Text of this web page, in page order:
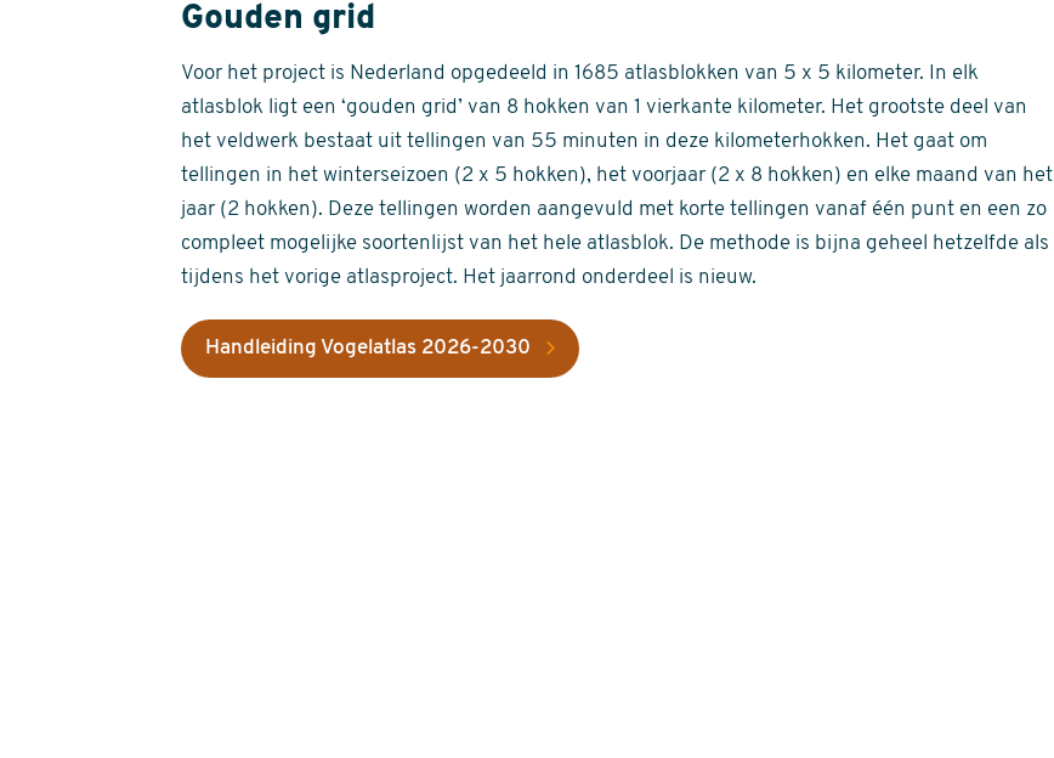
Gouden grid
Voor het project is Nederland opgedeeld in 1685 atlasblokken van 5 x 5 kilometer. In elk
atlasblok ligt een ‘gouden grid’ van 8 hokken van 1 vierkante kilometer. Het grootste deel van
het veldwerk bestaat uit tellingen van 55 minuten in deze kilometerhokken. Het gaat om
tellingen in het winterseizoen (2 x 5 hokken), het voorjaar (2 x 8 hokken) en elke maand van het
jaar (2 hokken). Deze tellingen worden aangevuld met korte tellingen vanaf één punt en een zo
compleet mogelijke soortenlijst van het hele atlasblok. De methode is bijna geheel hetzelfde als
tijdens het vorige atlasproject. Het jaarrond onderdeel is nieuw.
Handleiding Vogelatlas 2026-2030